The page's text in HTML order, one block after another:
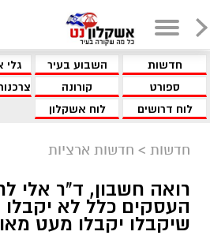
חדשות השבוע בעיר גלי
ספורט
קורונה
לוח דרושים
לוח אשקלון
חדשות > חדשות ארציות
רואה חשבון, ד"ר אלי
העסקים כלל לא יקבלו
שיקבלו יקבלו מעט